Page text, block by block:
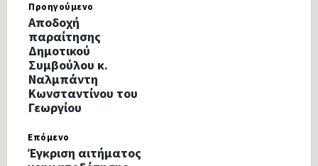
Προηγούμενο
Aποδοχή
παραίτησης
Δημοτικού
Συμβούλου κ.
Ναλμπάντη
Κωνσταντίνου του
Γεωργίου
Επόμενο
Έγκριση αιτήματος